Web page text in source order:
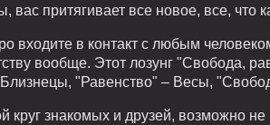
вас притягивает все новое, все, что
входите в контакт с любым
вообще. Этот лозунг "Свобода,
Близнецы, "Равенство" – Весы,
круг знакомых и друзей, возможно